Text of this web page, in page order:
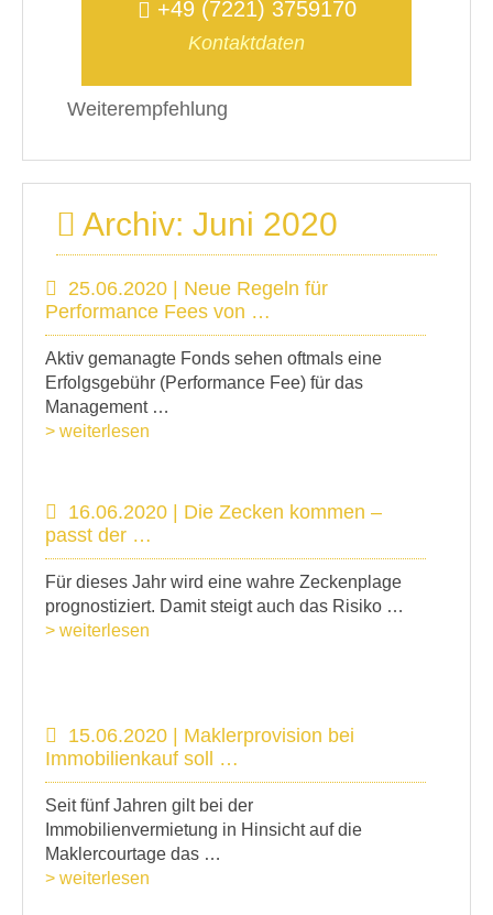
+49 (7221) 3759170
Kontaktdaten
Weiterempfehlung
Archiv: Juni 2020
25.06.2020 | Neue Regeln für
Performance Fees von …
Aktiv gemanagte Fonds sehen oftmals eine
Erfolgsgebühr (Performance Fee) für das
Management …
> weiterlesen
16.06.2020 | Die Zecken kommen –
passt der …
Für dieses Jahr wird eine wahre Zeckenplage
prognostiziert. Damit steigt auch das Risiko …
> weiterlesen
15.06.2020 | Maklerprovision bei
Immobilienkauf soll …
Seit fünf Jahren gilt bei der
Immobilienvermietung in Hinsicht auf die
Maklercourtage das …
> weiterlesen